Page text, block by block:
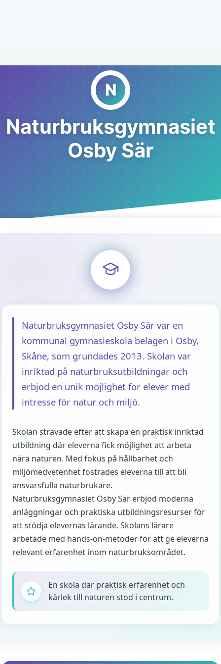
Naturbruksgymnasiet
Osby Sär
Naturbruksgymnasiet Osby Sär var en
kommunal gymnasieskola belägen i Osby,
Skåne, som grundades 2013. Skolan var
inriktad på naturbruksutbildningar och
erbjöd en unik möjlighet för elever med
intresse för natur och miljö.
Skolan strävade efter att skapa en praktisk inriktad
utbildning där eleverna fick möjlighet att arbeta
nära naturen. Med fokus på hållbarhet och
miljömedvetenhet fostrades eleverna till att bli
ansvarsfulla naturbrukare.
Naturbruksgymnasiet Osby Sär erbjöd moderna
anläggningar och praktiska utbildningsresurser för
att stödja elevernas lärande. Skolans lärare
arbetade med hands-on-metoder för att ge eleverna
relevant erfarenhet inom naturbruksområdet.
En skola där praktisk erfarenhet och
kärlek till naturen stod i centrum.